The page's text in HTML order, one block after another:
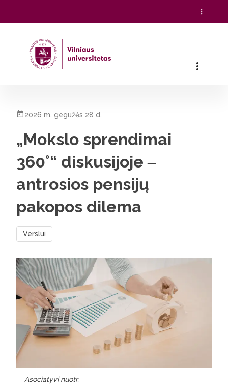
2026 m. gegužės 28 d.
„Mokslo sprendimai
360°“ diskusijoje ‒
antrosios pensijų
pakopos dilema
Verslui
Asociatyvi nuotr.